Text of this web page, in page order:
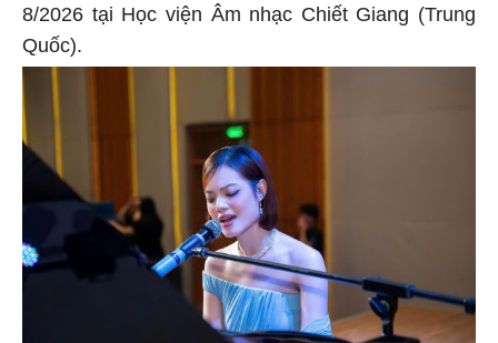
8/2026 tại Học viện Âm nhạc Chiết Giang (Trung
Quốc).